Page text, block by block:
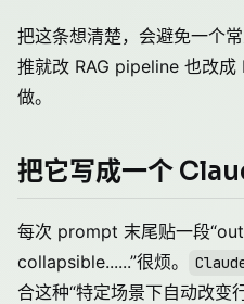
把这条想清楚，会避免一个
推就改 RAG pipeline 也改成
做。
把它写成一个
每次 prompt 末尾贴一段
collapsible......”很烦。
合这种“特定场景下自动改变